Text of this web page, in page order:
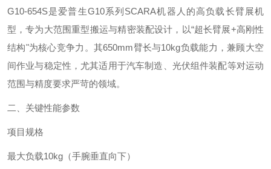
G10-654S是爱普生G10系列SCARA机器人的高负载长臂展机
型，专为‌大范围重型搬运‌与‌精密装配‌设计，以“超长臂展+高刚性
结构"为核心竞争力。其650mm臂长与10kg负载能力，兼顾大空
间作业与稳定性，尤其适用于汽车制造、光伏组件装配等对运动
范围与精度要求严苛的领域。
二、关键性能参数‌
项目规格
最大负载‌10kg（手腕垂直向下）